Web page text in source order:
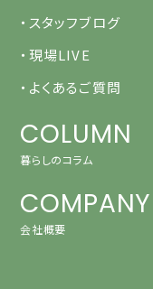
・スタッフブログ
・現場LIVE
・よくあるご質問
COLUMN
暮らしのコラム
COMPANY
会社概要